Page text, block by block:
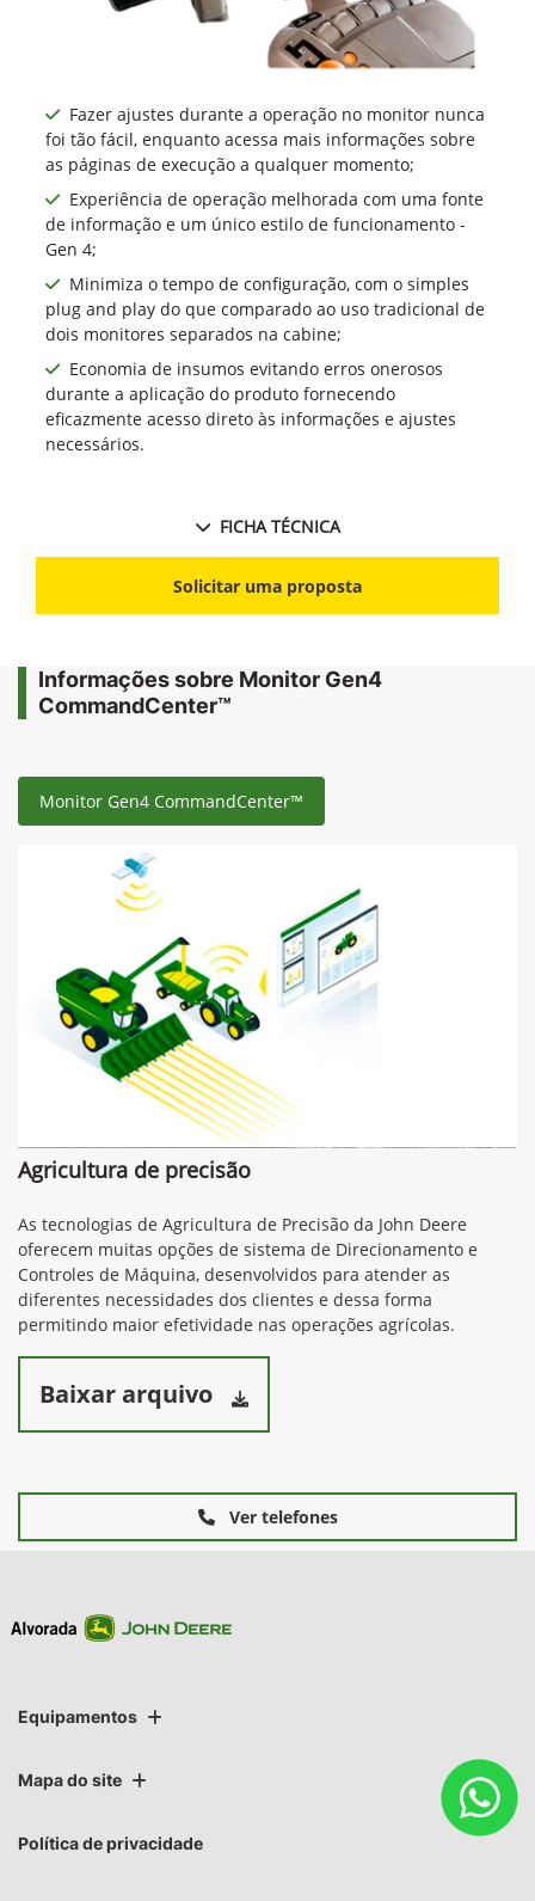
Fazer ajustes durante a operação no monitor nunca
foi tão fácil, enquanto acessa mais informações sobre
as páginas de execução a qualquer momento;
Experiência de operação melhorada com uma fonte
de informação e um único estilo de funcionamento -
Gen 4;
Minimiza o tempo de configuração, com o simples
plug and play do que comparado ao uso tradicional de
dois monitores separados na cabine;
Economia de insumos evitando erros onerosos
durante a aplicação do produto fornecendo
eficazmente acesso direto às informações e ajustes
necessários.
FICHA TÉCNICA
Solicitar uma proposta
Informações sobre Monitor Gen4
CommandCenter™
Monitor Gen4 CommandCenter™
Agricultura de precisão
As tecnologias de Agricultura de Precisão da John Deere
oferecem muitas opções de sistema de Direcionamento e
Controles de Máquina, desenvolvidos para atender as
diferentes necessidades dos clientes e dessa forma
permitindo maior efetividade nas operações agrícolas.
Baixar arquivo
Ver telefones
Equipamentos
Mapa do site
Política de privacidade